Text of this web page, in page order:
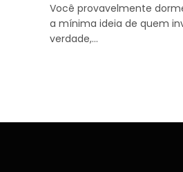
Você provavelmente
a mínima ideia de quem
verdade,…